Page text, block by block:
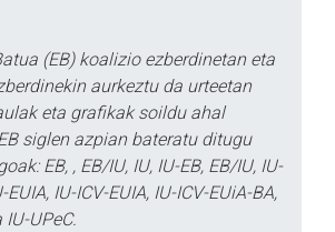
(EB) koalizio ezberdinetan eta
aurkeztu da urteetan
eta grafikak soildu ahal
siglen azpian bateratu ditugu
EB, , EB/IU, IU, IU-EB, EB/IU, IU-
EUIA, IU-ICV-EUIA, IU-ICV-EUiA-BA,
IU-UPeC.